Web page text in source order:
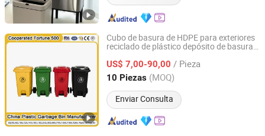
Cubo de basura de HDPE para exteriores
reciclado de plástico depósito de basura
US$ 7,00-90,00 / Pieza
10 Piezas (MOQ)
Enviar Consulta
Qingdao Preface Plast Co., Ltd.
Shandong, China Desde 2020